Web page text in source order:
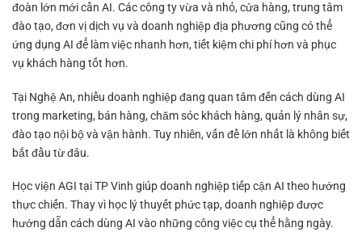
đoàn lớn mới cần AI. Các công ty vừa và nhỏ, cửa hàng, trung tâm
đào tạo, đơn vị dịch vụ và doanh nghiệp địa phương cũng có thể
ứng dụng AI để làm việc nhanh hơn, tiết kiệm chi phí hơn và phục
vụ khách hàng tốt hơn.
Tại Nghệ An, nhiều doanh nghiệp đang quan tâm đến cách dùng AI
trong marketing, bán hàng, chăm sóc khách hàng, quản lý nhân sự,
đào tạo nội bộ và vận hành. Tuy nhiên, vấn đề lớn nhất là không biết
bắt đầu từ đâu.
Học viện AGI tại TP Vinh giúp doanh nghiệp tiếp cận AI theo hướng
thực chiến. Thay vì học lý thuyết phức tạp, doanh nghiệp được
hướng dẫn cách dùng AI vào những công việc cụ thể hằng ngày.